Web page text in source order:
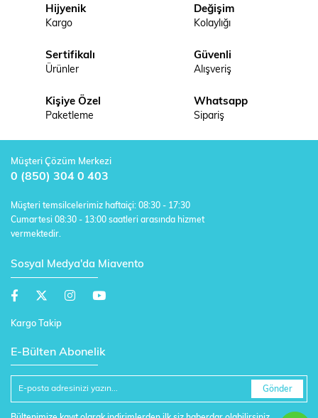
Hijyenik
Kargo
Değişim
Kolaylığı
Sertifikalı
Ürünler
Güvenli
Alışveriş
Kişiye Özel
Paketleme
Whatsapp
Sipariş
Müşteri Çözüm Merkezi
0 (850) 304 0 403
Müşteri temsilcelerimiz haftaiçi: 08:30 - 17:30
Cumartesi 08:30 - 13:00 saatleri arasında hizmet
vermektedir.
Sosyal Medya'da Miavento
Kargo Takip
E-Bülten Abonelik
Gönder